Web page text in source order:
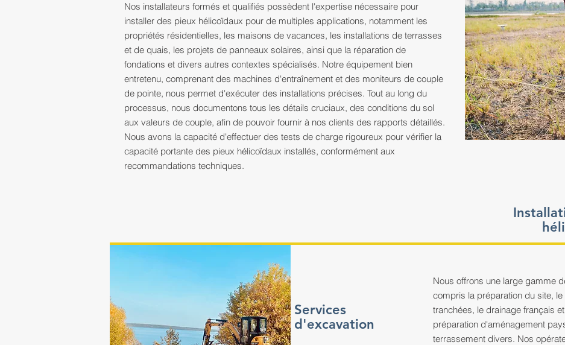
Nos installateurs formés et qualifiés possèdent l'expertise nécessaire pour
installer des pieux hélicoïdaux pour de multiples applications, notamment les
propriétés résidentielles, les maisons de vacances, les installations de terrasses
et de quais, les projets de panneaux solaires, ainsi que la réparation de
fondations et divers autres contextes spécialisés. Notre équipement bien
entretenu, comprenant des machines d'entraînement et des moniteurs de couple
de pointe, nous permet d'exécuter des installations précises. Tout au long du
processus, nous documentons tous les détails cruciaux, des conditions du sol
aux valeurs de couple, afin de pouvoir fournir à nos clients des rapports détaillés.
Nous avons la capacité d'effectuer des tests de charge rigoureux pour vérifier la
capacité portante des pieux hélicoïdaux installés, conformément aux
recommandations techniques.
Services
d'excavation
Nous offrons une large gamme
compris la préparation du site,
tranchées, le drainage français
préparation d'aménagement
terrassement divers. Nos